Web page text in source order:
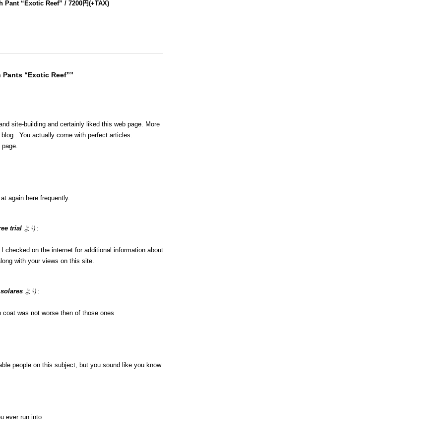
Pant “Exotic Reef” / 7200円(+TAX)
“Exotic Reef””
site-building and certainly liked this web page. More
. You actually come with perfect articles.
again here frequently.
trial より:
checked on the internet for additional information about
with your views on this site.
より:
was not worse then of those ones
people on this subject, but you sound like you know
ever run into